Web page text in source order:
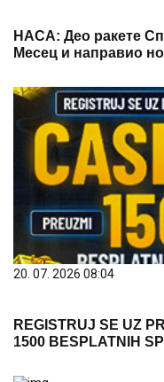
НАСА: Део ракете
Месец и направио
20. 07. 2026 08:04
REGISTRUJ SE UZ
1500 BESPLATNIH